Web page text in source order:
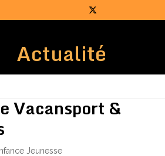
Twitter
Actualité
Vacansport &
Jeunesse